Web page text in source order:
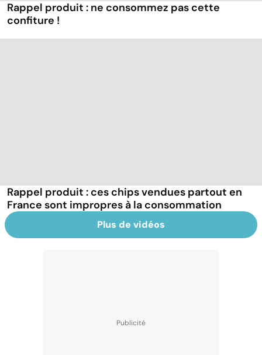
Rappel produit : ne consommez pas cette
confiture !
Rappel produit : ces chips vendues partout en
France sont impropres à la consommation
Plus de vidéos